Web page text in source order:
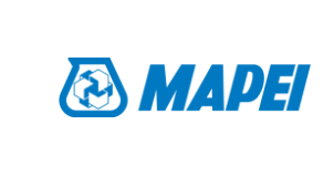
Đi
đến
Chuyển
đến